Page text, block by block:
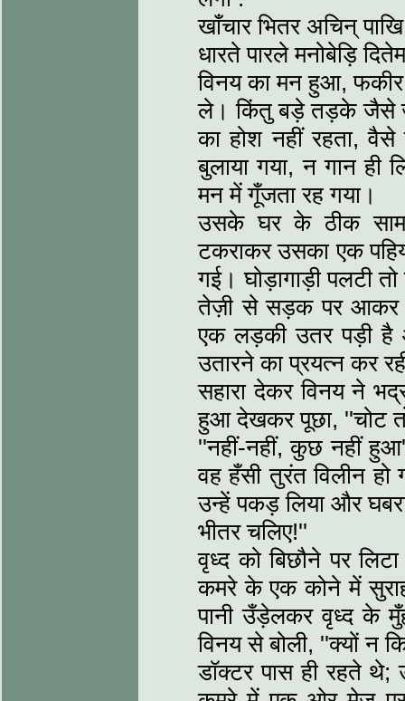
खाँचार भितर अचिन्
धारते पारले मनोबेड़ि
विनय का मन हुआ,
ले। किंतु बड़े तड़के जैसे
का होश नहीं रहता,
बुलाया गया, न गान ही
मन में गूँजता रह गया।
उसके घर के ठीक
टकराकर उसका एक
गई। घोड़ागाड़ी पलटी
तेज़ी से सड़क पर आकर
एक लड़की उतर पड़ी
उतारने का प्रयत्न कर
सहारा देकर विनय ने
हुआ देखकर पूछा, ''चोट
''नहीं-नहीं, कुछ नहीं
वह हँसी तुरंत विलीन
उन्हें पकड़ लिया और
भीतर चलिए!''
वृध्द को बिछौने पर
कमरे के एक कोने में
पानी उँड़ेलकर वृध्द के
विनय से बोली, ''क्यों न
डॉक्टर पास ही रहते